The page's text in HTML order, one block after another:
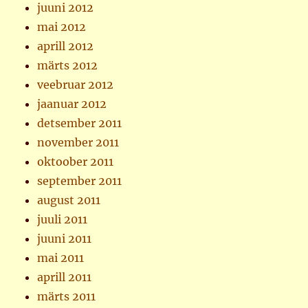
juuni 2012
mai 2012
aprill 2012
märts 2012
veebruar 2012
jaanuar 2012
detsember 2011
november 2011
oktoober 2011
september 2011
august 2011
juuli 2011
juuni 2011
mai 2011
aprill 2011
märts 2011